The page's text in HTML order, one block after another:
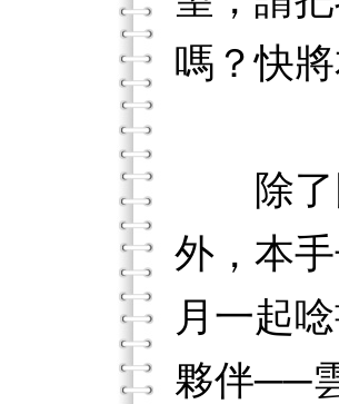
嗎？快
除了同
外，本
月一起
夥伴──